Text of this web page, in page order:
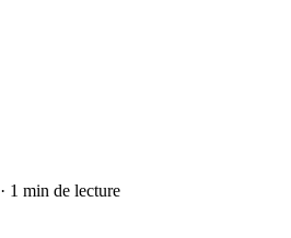
· 1 min de lecture